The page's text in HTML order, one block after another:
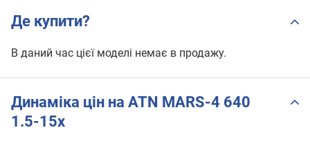
Де купити?
В даний час цієї моделі немає в продажу.
Динаміка цін на ATN MARS-4 640
1.5-15x